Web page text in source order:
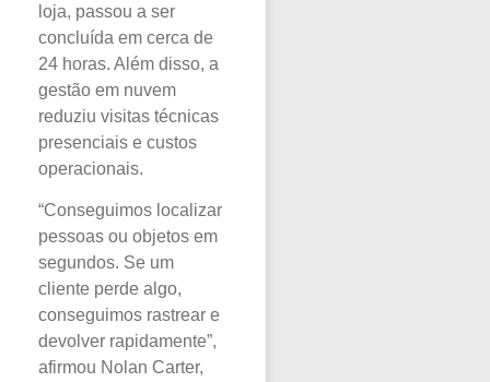
loja, passou a ser
concluída em cerca de
24 horas. Além disso, a
gestão em nuvem
reduziu visitas técnicas
presenciais e custos
operacionais.
“Conseguimos localizar
pessoas ou objetos em
segundos. Se um
cliente perde algo,
conseguimos rastrear e
devolver rapidamente”,
afirmou Nolan Carter,